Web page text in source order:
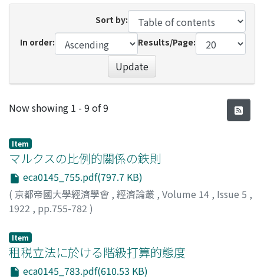
Sort by:
In order:
Results/Page:
Update
Recent Submissions
Now showing 1 - 9 of 9
Item
マルクスの比例的關係の鉄則
eca0145_755.pdf(797.7 KB)
( 京都帝國大學經濟學會 , 經濟論叢 , Volume 14 , Issue 5 ,
1922 , pp.755-782 )
Item
租税立法に於ける階級打算的態度
eca0145_783.pdf(610.53 KB)